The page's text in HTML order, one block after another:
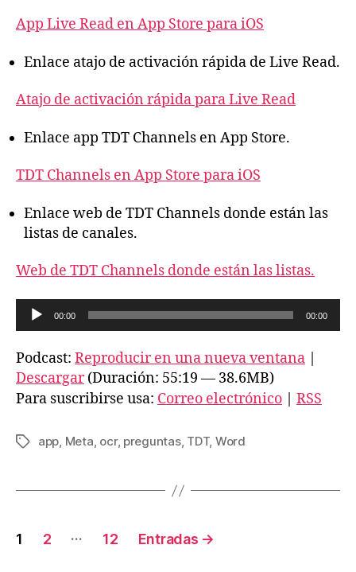
App Live Read en App Store para iOS
Enlace atajo de activación rápida de Live Read.
Atajo de activación rápida para Live Read
Enlace app TDT Channels en App Store.
TDT Channels en App Store para iOS
Enlace web de TDT Channels donde están las
listas de canales.
Web de TDT Channels donde están las listas.
e
p
r
o
u
d
00:00 00:00
Podcast: Reproducir en una nueva ventana
Descargar(Duración: 55:19 — 38.6MB)
Para suscribirse usa: Correo electrónico RSS
Etiquetas
app, Meta, ocr, preguntas, TDT, Word
Paginación
1 2 … 12 Entradas →